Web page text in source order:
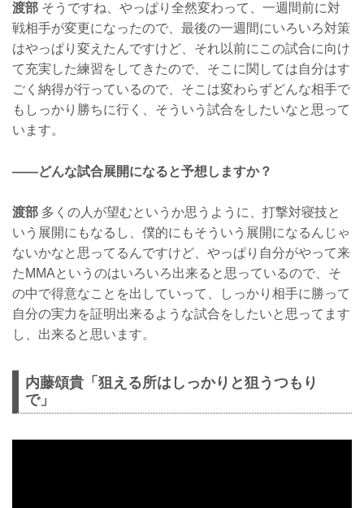
渡部 そうですね、やっぱり全然変わって、一週間前に対
戦相手が変更になったので、最後の一週間にいろいろ対策
はやっぱり変えたんですけど、それ以前にこの試合に向け
て充実した練習をしてきたので、そこに関しては自分はす
ごく納得が行っているので、そこは変わらずどんな相手で
もしっかり勝ちに行く、そういう試合をしたいなと思って
います。
——どんな試合展開になると予想しますか？
渡部 多くの人が望むというか思うように、打撃対寝技と
いう展開にもなるし、僕的にもそういう展開になるんじゃ
ないかなと思ってるんですけど、やっぱり自分がやって来
たMMAというのはいろいろ出来ると思っているので、そ
の中で得意なことを出していって、しっかり相手に勝って
自分の実力を証明出来るような試合をしたいと思ってます
し、出来ると思います。
内藤頌貴「狙える所はしっかりと狙うつもり
で」